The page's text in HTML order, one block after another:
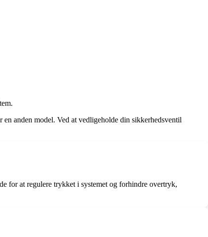
anden model. Ved at vedligeholde din sikkerhedsventil
for at regulere trykket i systemet og forhindre overtryk,